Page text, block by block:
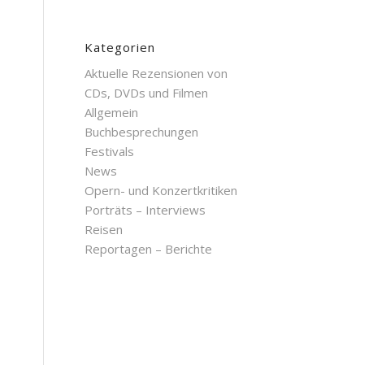
Kategorien
Aktuelle Rezensionen von
CDs, DVDs und Filmen
Allgemein
Buchbesprechungen
Festivals
News
Opern- und Konzertkritiken
Porträts – Interviews
Reisen
Reportagen – Berichte